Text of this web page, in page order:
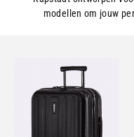
modellen om jouw